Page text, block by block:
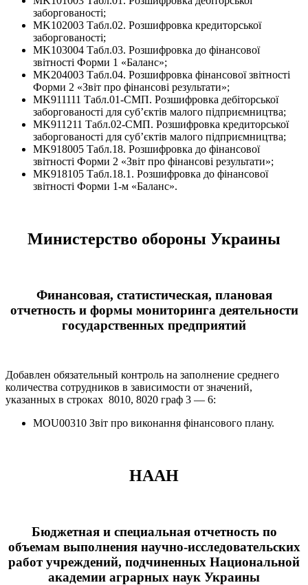
заборгованості;
MK102003 Табл.02. Розшифровка кредиторської
заборгованості;
MK103004 Табл.03. Розшифровка до фінансової
звітності Форми 1 «Баланс»;
MK204003 Табл.04. Розшифровка фінансової звітності
Форми 2 «Звіт про фінансові результати»;
MK911111 Табл.01-СМП. Розшифровка дебіторської
заборгованості для суб’єктів малого підприємництва;
MK911211 Табл.02-СМП. Розшифровка кредиторської
заборгованості для суб’єктів малого підприємництва;
MK918005 Табл.18. Розшифровка до фінансової
звітності Форми 2 «Звіт про фінансові результати»;
MK918105 Табл.18.1. Розшифровка до фінансової
звітності Форми 1-м «Баланс».
Министерство обороны Украины
Финансовая, статистическая, плановая
отчетность и формы мониторинга деятельности
государственных предприятий
Добавлен обязательный контроль на заполнение среднего
количества сотрудников в зависимости от значений,
указанных в строках 8010, 8020 граф 3 — 6:
MOU00310 Звіт про виконання фінансового плану.
НААН
Бюджетная и специальная отчетность по
объемам выполнения научно-исследовательских
работ учреждений, подчиненных Национальной
академии аграрных наук Украины